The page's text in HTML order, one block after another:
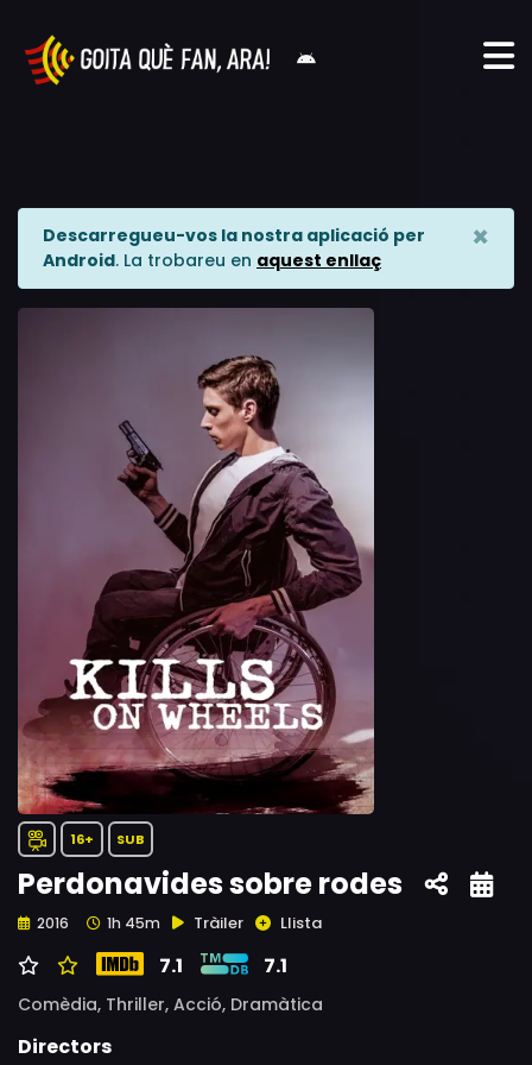
Descarregueu-vos la nostra aplicació per
Android. La trobareu en aquest enllaç
×
16+ SUB
Perdonavides sobre rodes
2016 1h 45m Tràiler Llista
7.1 7.1
Comèdia, Thriller, Acció, Dramàtica
Directors